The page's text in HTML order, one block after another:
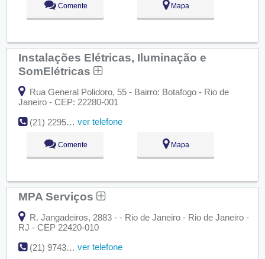
Comente Mapa
Instalações Elétricas, Iluminação e
SomElétricas
Rua General Polidoro, 55 - Bairro: Botafogo - Rio de
Janeiro - CEP: 22280-001
(21) 2295-0209
ver telefone
Comente Mapa
MPA Serviços
R. Jangadeiros, 2883 - - Rio de Janeiro - Rio de Janeiro -
RJ - CEP 22420-010
(21) 97432-6629 | (21) 97570-3356
ver telefone